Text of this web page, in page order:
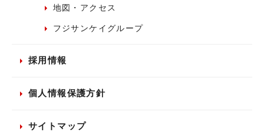
地図・アクセス
フジサンケイグループ
採用情報
個人情報保護方針
サイトマップ